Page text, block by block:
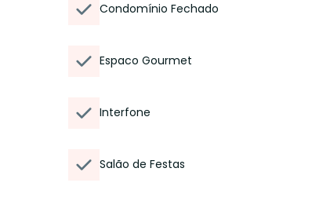
Condomínio Fechado
Espaco Gourmet
Interfone
Salão de Festas